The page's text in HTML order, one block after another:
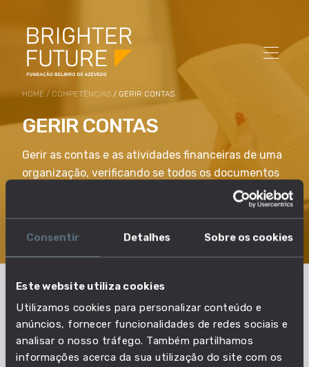
Consentir Detalhes Sobre os cookies
Este website utiliza cookies
Utilizamos cookies para personalizar conteúdo e
anúncios, fornecer funcionalidades de redes sociais e
analisar o nosso tráfego. Também partilhamos
informações acerca da sua utilização do site com os
HOME / COMPETÊNCIAS / GERIR CONTAS
GERIR CONTAS
Gerir as contas e as atividades financeiras de uma
organização, verificando se todos os documentos
informações e contas estão corretos e se são
Em que profissões esta
competência é essencial?